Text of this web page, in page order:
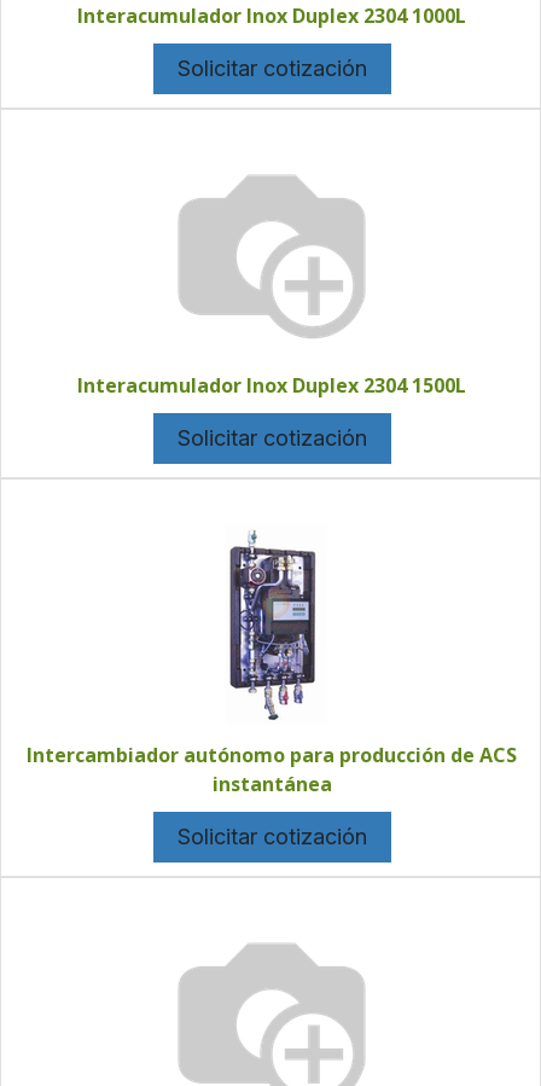
Interacumulador Inox Duplex 2304 1000L
Solicitar cotización
Interacumulador Inox Duplex 2304 1500L
Solicitar cotización
Intercambiador autónomo para producción de ACS
instantánea
Solicitar cotización